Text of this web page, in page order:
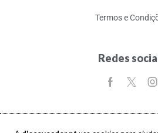
Termos e
Redes